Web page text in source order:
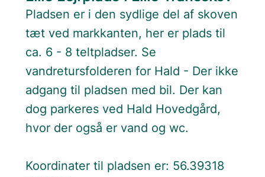
Pladsen er i den sydlige del af skoven
tæt ved markkanten, her er plads til
ca. 6 - 8 teltpladser. Se
vandretursfolderen for Hald - Der ikke
adgang til pladsen med bil. Der kan
dog parkeres ved Hald Hovedgård,
hvor der også er vand og wc.
Koordinater til pladsen er: 56.39318